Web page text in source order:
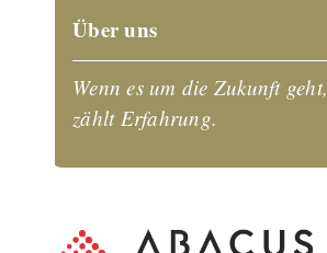
Über uns
Wenn es um die Zukunft geht,
zählt Erfahrung.